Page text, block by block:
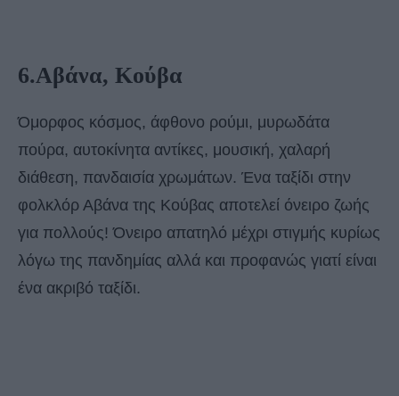
6.Αβάνα, Κούβα
Όμορφος κόσμος, άφθονο ρούμι, μυρωδάτα
πούρα, αυτοκίνητα αντίκες, μουσική, χαλαρή
διάθεση, πανδαισία χρωμάτων. Ένα ταξίδι στην
φολκλόρ Αβάνα της Κούβας αποτελεί όνειρο ζωής
για πολλούς! Όνειρο απατηλό μέχρι στιγμής κυρίως
λόγω της πανδημίας αλλά και προφανώς γιατί είναι
ένα ακριβό ταξίδι.